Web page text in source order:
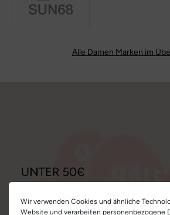
Alle Damen Marken im
Wir verwenden Cookies und ähnliche
Website und verarbeiten personenbezogene